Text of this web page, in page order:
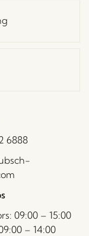
6888
09:00 – 15:00
– 14:00